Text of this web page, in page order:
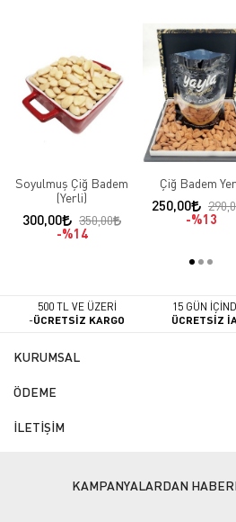
Soyulmuş Çiğ Badem
(Yerli)
300,00
350,00
%14
Çiğ Badem
250,00
%13
500 TL VE ÜZERİ
-ÜCRETSİZ KARGO
15 GÜN
ÜCRETSİZ
KURUMSAL
ÖDEME
İLETİŞİM
KAMPANYALARDAN